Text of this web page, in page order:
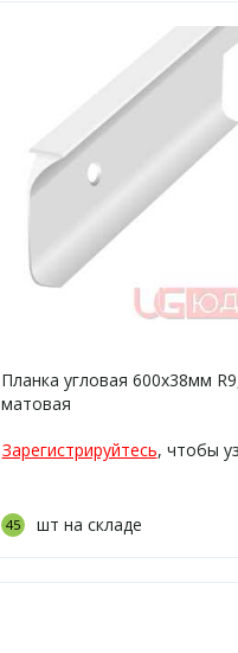
Планка угловая 600х38мм
матовая
Зарегистрируйтесь, чтобы
45 шт на складе